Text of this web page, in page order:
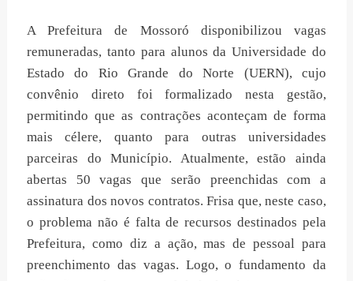
A Prefeitura de Mossoró disponibilizou vagas
remuneradas, tanto para alunos da Universidade do
Estado do Rio Grande do Norte (UERN), cujo
convênio direto foi formalizado nesta gestão,
permitindo que as contrações aconteçam de forma
mais célere, quanto para outras universidades
parceiras do Município. Atualmente, estão ainda
abertas 50 vagas que serão preenchidas com a
assinatura dos novos contratos. Frisa que, neste caso,
o problema não é falta de recursos destinados pela
Prefeitura, como diz a ação, mas de pessoal para
preenchimento das vagas. Logo, o fundamento da